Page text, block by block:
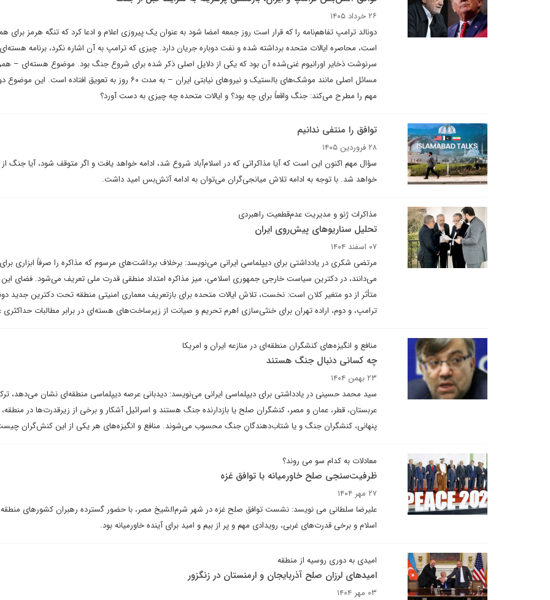
۲۶ خرداد ۱۴۰۵
دونالد ترامپ تفاهم‌نامه را که قرار است روز جمعه امضا شود به عنوان یک پیروزی اعلام و ادعا کرد که تنگه هرمز برای
است، محاصره ایالات متحده برداشته شده و نفت دوباره جریان دارد. چیزی که ترامپ به آن اشاره نکرد، برنامه
سرنوشت ذخایر اورانیوم غنی‌شده آن بود که یکی از دلایل اصلی ذکر شده برای شروع جنگ بود. موضوع هسته‌ای –
مسائل اصلی مانند موشک‌های بالستیک و نیروهای نیابتی ایران – به مدت ۶۰ روز به تعویق افتاده است.
مهم را مطرح می‌کند: جنگ واقعاً برای چه بود؟ و ایالات متحده چه چیزی به دست آورد؟
توافق را منتفی ندانیم
۲۸ فروردین ۱۴۰۵
سؤال مهم اکنون این است که آیا مذاکراتی که در اسلام‌آباد شروع شد، ادامه خواهد یافت و اگر متوقف شود، آیا جنگ
خواهد شد. با توجه به ادامه تلاش میانجی‌گران می‌توان به ادامه آتش‌بس امید داشت.
مذاکرات ژنو و مدیریت عدم‌قطعیت راهبردی
تحلیل سناریوهای پیش‌روی ایران
۰۷ اسفند ۱۴۰۴
مرتضی شکری در یادداشتی برای دیپلماسی ایرانی می‌نویسد: برخلاف برداشت‌های مرسوم که مذاکره را صرفاً ابزاری
می‌دانند، در دکترین سیاست خارجی جمهوری اسلامی، میز مذاکره امتداد منطقی قدرت ملی تعریف می‌شود. فضای
متأثر از دو متغیر کلان است: نخست، تلاش ایالات متحده برای بازتعریف معماری امنیتی منطقه تحت دکترین جدید
ترامپ، و دوم، اراده تهران برای خنثی‌سازی اهرم تحریم و صیانت از زیرساخت‌های هسته‌ای در برابر مطالبات
منافع و انگیزه‌های کنشگران منطقه‌ای در منازعه ایران و امریکا
چه کسانی دنبال جنگ هستند
۲۳ بهمن ۱۴۰۴
سید محمد حسینی در یادداشتی برای دیپلماسی ایرانی می‌نویسد: دیدبانی عرصه دیپلماسی منطقه‌ای نشان می‌دهد،
عربستان، قطر، عمان و مصر، کنشگران صلح یا بازدارنده جنگ هستند و اسرائیل آشکار و برخی از زیرقدرت‌ها در
پنهانی، کنشگران جنگ و یا شتاب‌دهندگانِ جنگ محسوب می‌شوند. منافع و انگیزه‌های هر یکی از این کنش‌گران
معادلات به کدام سو می روند؟
ظرفیت‌سنجی صلح خاورمیانه با توافق غزه
۲۷ مهر ۱۴۰۴
علیرضا سلطانی می نویسد: نشست توافق صلح غزه در شهر شرم‌الشیخ مصر، با حضور گسترده رهبران کشورهای
اسلام و برخی قدرت‌های غربی، رویدادی مهم و پر از بیم و امید برای آینده خاورمیانه بود.
امیدی به دوری روسیه از منطقه
امیدهای لرزان صلح آذربایجان و ارمنستان در زنگزور
۰۳ مهر ۱۴۰۴